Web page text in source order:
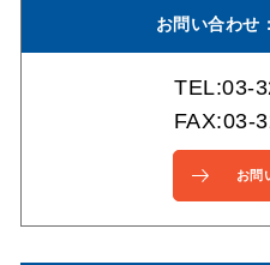
お問い合わせ
TEL:03-
FAX:03-
お問